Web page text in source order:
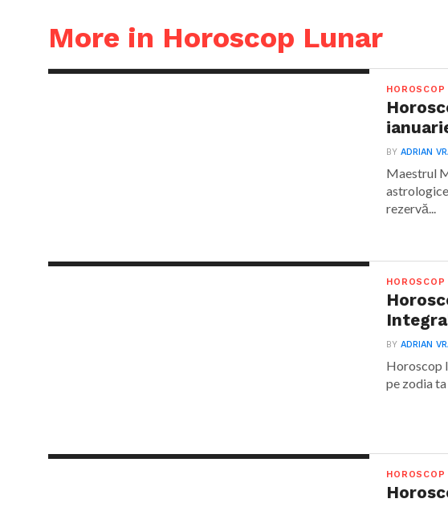
More in Horoscop Lunar
HOROSCOP
BYADRIAN
Maestrul
rezervă...
HOROSCOP
BYADRIAN
Horoscop
pe zodia
HOROSCOP